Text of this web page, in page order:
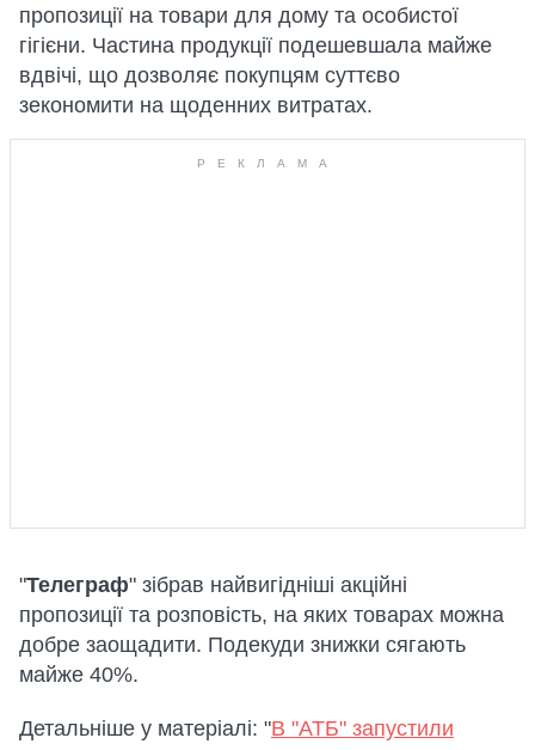
пропозиції на товари для дому та особистої
гігієни. Частина продукції подешевшала майже
вдвічі, що дозволяє покупцям суттєво
зекономити на щоденних витратах.
"Телеграф" зібрав найвигідніші акційні
пропозиції та розповість, на яких товарах можна
добре заощадити. Подекуди знижки сягають
майже 40%.
Детальніше у матеріалі: "В "АТБ" запустили